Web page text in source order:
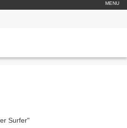
MENU